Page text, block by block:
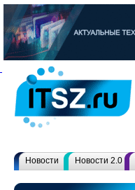
Новости Новости 2.0